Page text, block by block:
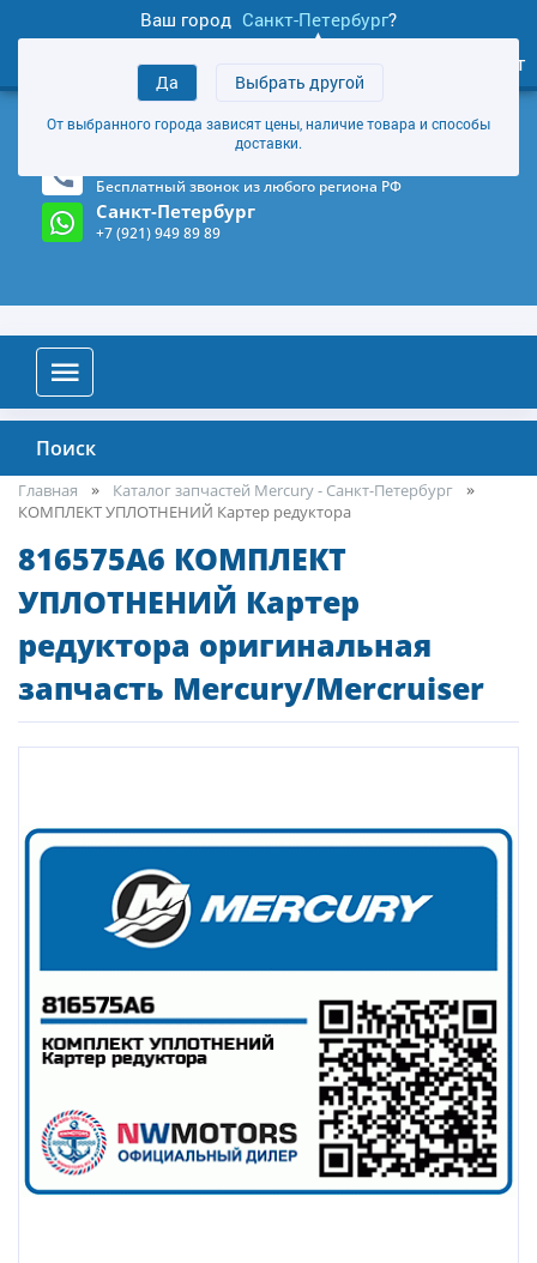
Ваш город Санкт-Петербург?
Да Выбрать другой
От выбранного города зависят цены, наличие товара и способы
доставки.
товаров
Личный кабинет
+7 (921) 949 89 89
Магазин и склад в Санкт-Петербурге (Карта)
Бесплатный звонок из любого региона РФ
Санкт-Петербург
+7 (921) 949 89 89
Поиск
Главная
Каталог запчастей Mercury - Санкт-Петербург
КОМПЛЕКТ УПЛОТНЕНИЙ Картер редуктора
816575A6 КОМПЛЕКТ
УПЛОТНЕНИЙ Картер
редуктора оригинальная
запчасть Mercury/Mercruiser